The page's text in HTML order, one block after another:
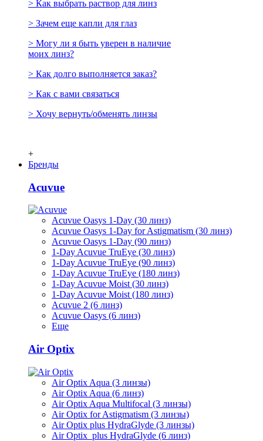
> Как выбрать раствор для линз
> Зачем еще капли для глаз
> Могу ли я быть уверен в наличие
моих линз?
> Как долго выполняется заказ?
> Как с вами связаться
> Хочу вернуть/обменять линзы
+
Бренды
Acuvue
Acuvue Oasys 1-Day (30 линз)
Acuvue Oasys 1-Day for Astigmatism (30 линз)
Acuvue Oasys 1-Day (90 линз)
1-Day Acuvue TruEye (30 линз)
1-Day Acuvue TruEye (90 линз)
1-Day Acuvue TruEye (180 линз)
1-Day Acuvue Moist (30 линз)
1-Day Acuvue Moist (180 линз)
Acuvue 2 (6 линз)
Acuvue Oasys (6 линз)
Еще
Air Optix
Air Optix Aqua (3 линзы)
Air Optix Aqua (6 линз)
Air Optix Aqua Multifocal (3 линзы)
Air Optix for Astigmatism (3 линзы)
Air Optix plus HydraGlyde (3 линзы)
Air Optix plus HydraGlyde (6 линз)